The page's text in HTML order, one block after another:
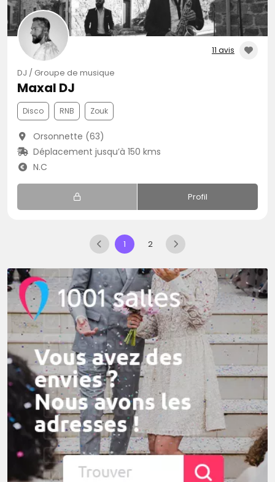
11 avis
DJ / Groupe de musique
Maxal DJ
Disco RNB Zouk
Orsonnette (63)
Déplacement jusqu’à 150 kms
N.C
Profil
1 2